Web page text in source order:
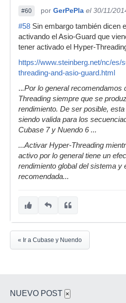
#60 por GerPePla el 30/11/
#58 Sin embargo también dicen
activando el Asio-Guard que
tener activado el Hyper-
https://www.steinberg.net/nc/
threading-and-asio-guard.html
...Por lo general recomendamos
Threading siempre que se
rendimiento. De ser posible,
siendo valida para los
Cubase 7 y Nuendo 6 ...
...Activar Hyper-Threading
activo por lo general tiene un
rendimiento global del sistema y
recomendada...
« Ir a Cubase y Nuendo
NUEVO POST ×